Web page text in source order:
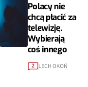
Polacy nie
chcą płacić za
telewizję.
Wybierają
coś innego
2 LECH OKOŃ